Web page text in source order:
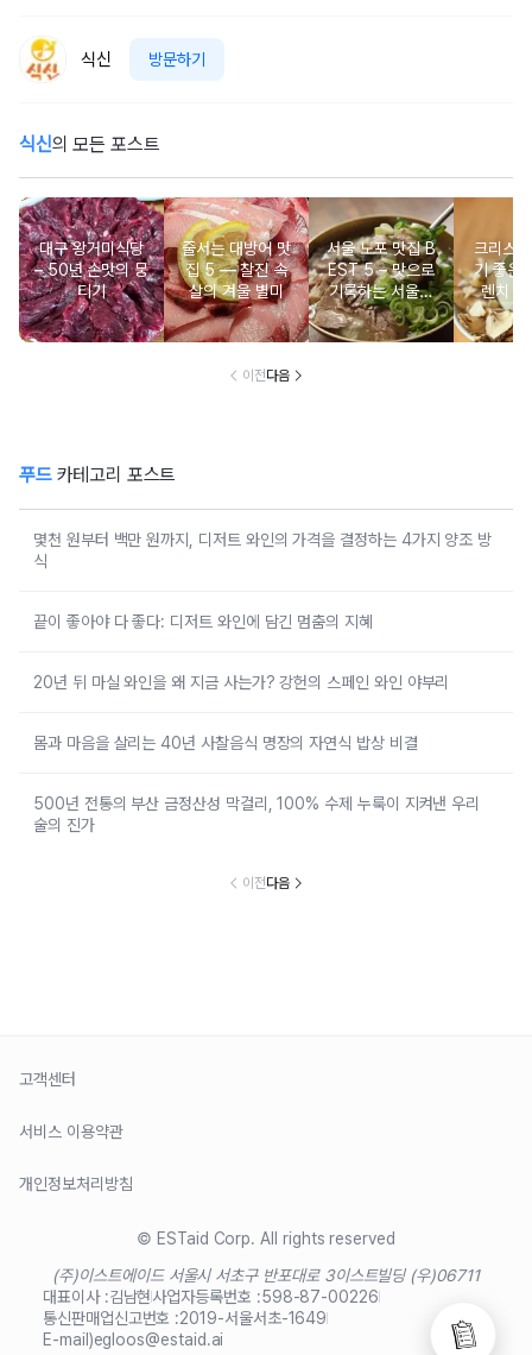
식신 방문하기
식신의 모든 포스트
대구 왕거미식당
– 50년 손맛의 뭉
티기
줄서는 대방어 맛
집 5 ― 찰진 속
살의 겨울 별미
서울 노포 맛집 B
EST 5 – 맛으로
기록하는 서울의
시간
크리스
기 좋은
렌치
이전다음
푸드카테고리 포스트
몇천 원부터 백만 원까지, 디저트 와인의 가격을 결정하는 4가지 양조 방
식
끝이 좋아야 다 좋다: 디저트 와인에 담긴 멈춤의 지혜
20년 뒤 마실 와인을 왜 지금 사는가? 강헌의 스페인 와인 야부리
몸과 마음을 살리는 40년 사찰음식 명장의 자연식 밥상 비결
500년 전통의 부산 금정산성 막걸리, 100% 수제 누룩이 지켜낸 우리
술의 진가
이전다음
고객센터
서비스 이용약관
개인정보처리방침
© ESTaid Corp. All rights reserved
(주)이스트에이드 서울시 서초구 반포대로 3이스트빌딩 (우)06711
대표이사 :김남현사업자등록번호 :598-87-00226
통신판매업신고번호 :2019-서울서초-1649
E-mail)egloos@estaid.ai